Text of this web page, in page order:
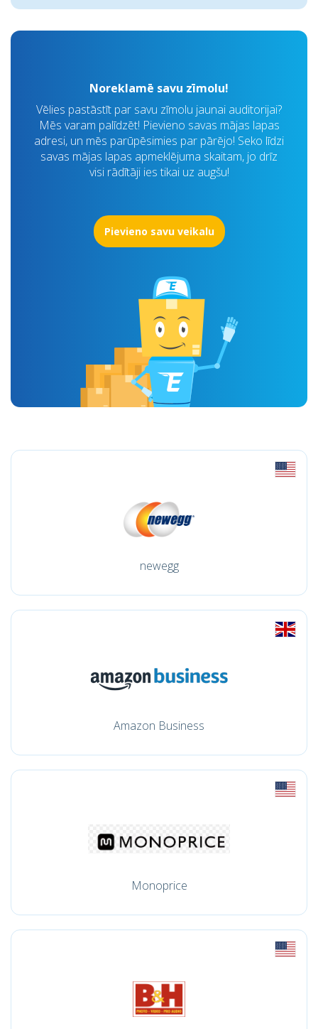
Noreklamē savu zīmolu!
Vēlies pastāstīt par savu zīmolu jaunai auditorijai?
Mēs varam palīdzēt! Pievieno savas mājas lapas
adresi, un mēs parūpēsimies par pārējo! Seko līdzi
savas mājas lapas apmeklējuma skaitam, jo drīz
visi rādītāji ies tikai uz augšu!
Pievieno savu veikalu
newegg
Amazon Business
Monoprice